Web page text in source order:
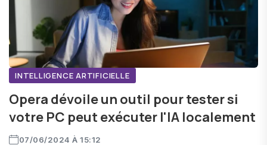
INTELLIGENCE ARTIFICIELLE
Opera dévoile un outil pour tester si
votre PC peut exécuter l'IA localement
07/06/2024 À 15:12